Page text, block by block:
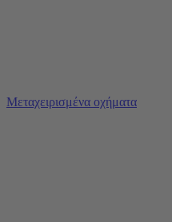
Μεταχειρισμένα οχήματα